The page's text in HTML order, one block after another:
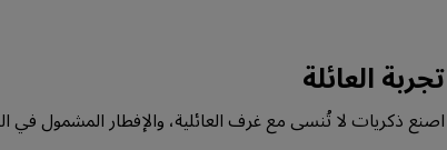
تجربة العائلة
اصنع ذكريات لا تُنسى مع غرف العائلية، والإفطار المشمول في